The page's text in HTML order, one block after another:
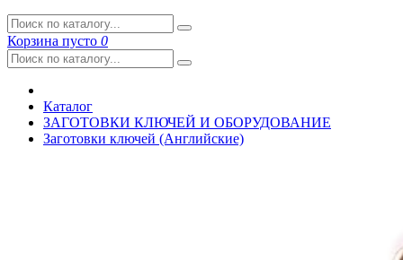
Корзина пусто 0
Каталог
ЗАГОТОВКИ КЛЮЧЕЙ И ОБОРУДОВАНИЕ
Заготовки ключей (Английские)